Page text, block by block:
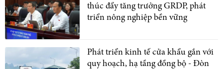
thúc đẩy tăng trưởng GRDP, phát
triển nông nghiệp bền vững
Phát triển kinh tế cửa khẩu gắn với
quy hoạch, hạ tầng đồng bộ - Đòn